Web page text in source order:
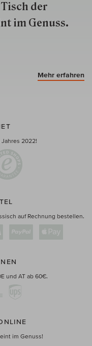
der
im Genuss.
Mehr erfahren
2022!
auf Rechnung bestellen.
und AT ab 60€.
im Genuss!